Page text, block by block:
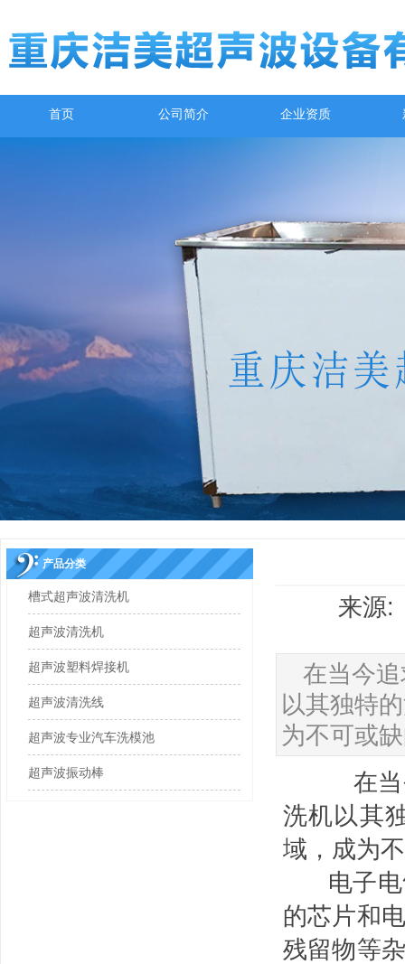
首页 公司简介 企业资质
产品分类
槽式超声波清洗机
超声波清洗机
超声波塑料焊接机
超声波清洗线
超声波专业汽车洗模池
超声波振动棒
来源
在当今
以其独特
为不可或
在当
洗机以其
域，成为
电子电
的芯片和
残留物等